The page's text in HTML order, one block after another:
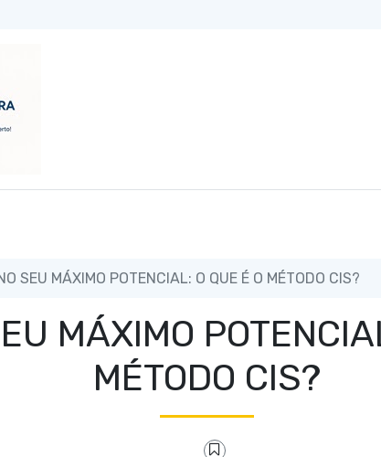
SEU MÁXIMO POTENCIAL: O QUE É O MÉTODO CIS?
MÁXIMO
MÉTODO CIS?